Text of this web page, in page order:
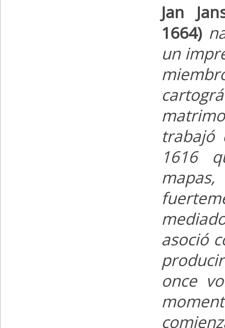
Jan
1664)
un
trabajó
1616
asoció
once